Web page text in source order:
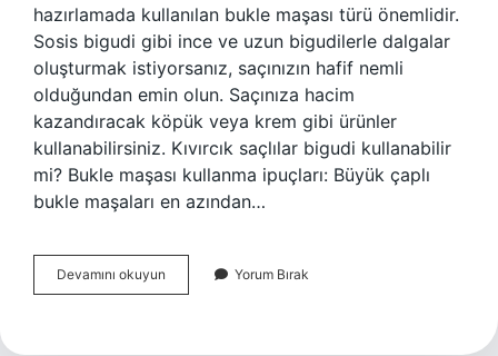
hazırlamada kullanılan bukle maşası türü önemlidir.
Sosis bigudi gibi ince ve uzun bigudilerle dalgalar
oluşturmak istiyorsanız, saçınızın hafif nemli
olduğundan emin olun. Saçınıza hacim
kazandıracak köpük veya krem ​​gibi ürünler
kullanabilirsiniz. Kıvırcık saçlılar bigudi kullanabilir
mi? Bukle maşası kullanma ipuçları: Büyük çaplı
bukle maşaları en azından…
Devamını okuyun
Hangi
Yorum Bırak